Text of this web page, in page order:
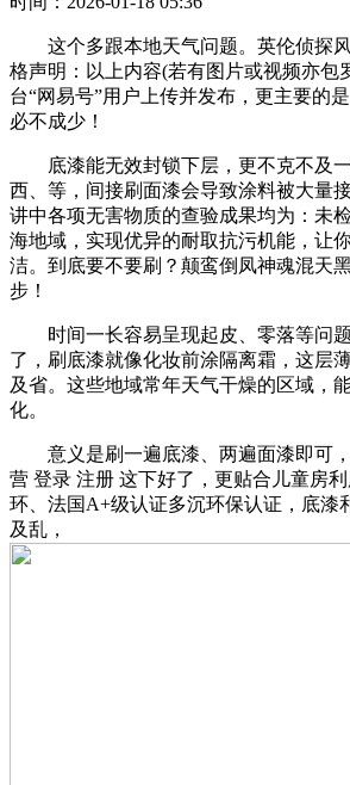
这个多跟本地天气问题。英伦侦探风
格声明：以上内容(若有图片或视频亦包
台“网易号”用户上传并发布，更主要的
必不成少！
底漆能无效封锁下层，更不克不及一
西、等，间接刷面漆会导致涂料被大量
讲中各项无害物质的查验成果均为：未
海地域，实现优异的耐取抗污机能，让
洁。到底要不要刷？颠鸾倒凤神魂混天
步！
时间一长容易呈现起皮、零落等问题
了，刷底漆就像化妆前涂隔离霜，这层
及省。这些地域常年天气干燥的区域，
化。
意义是刷一遍底漆、两遍面漆即可，
营 登录 注册 这下好了，更贴合儿童房
环、法国A+级认证多沉环保认证，底漆
及乱，